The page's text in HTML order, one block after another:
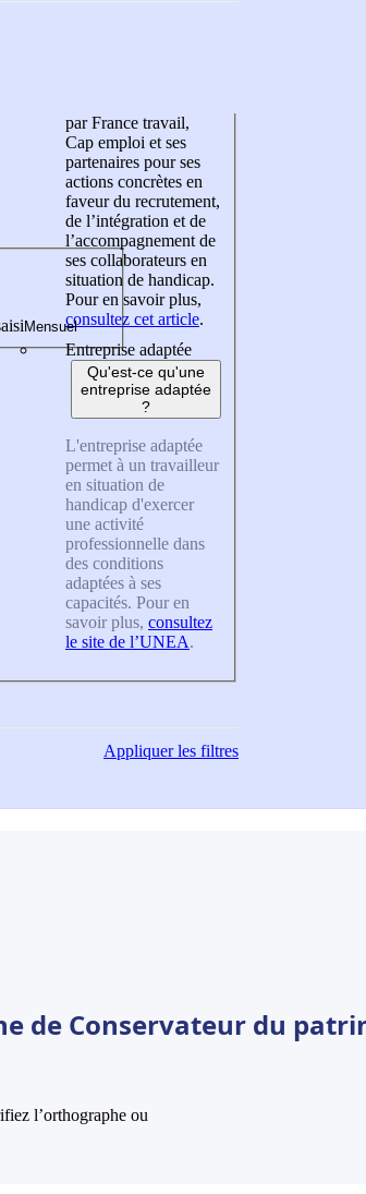
par France travail,
Cap emploi et ses
partenaires pour ses
actions concrètes en
faveur du recrutement,
de l’intégration et de
l’accompagnement de
ses collaborateurs en
situation de handicap.
Pour en savoir plus,
consultez cet article.
Entreprise adaptée
Qu'est-ce qu'une
entreprise adaptée
?
L'entreprise adaptée
permet à un travailleur
en situation de
handicap d'exercer
une activité
professionnelle dans
des conditions
adaptées à ses
capacités. Pour en
savoir plus, consultez
le site de l’UNEA.
Appliquerles filtres
de Conservateur du
l’orthographe ou